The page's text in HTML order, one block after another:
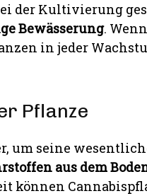
der Kultivierung
Bewässerung.
in jeder
Pflanze
um seine
aus dem
können